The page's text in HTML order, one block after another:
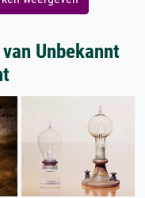
Unbekannt